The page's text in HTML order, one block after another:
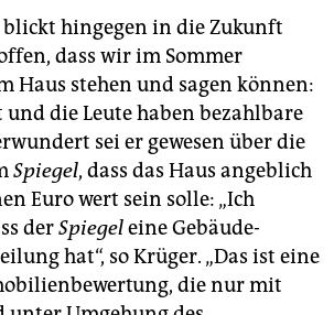
blickt hingegen in die Zukunft
dass wir im Sommer
Haus stehen und sagen können:
und die Leute haben bezahlbare
sei er gewesen über die
Spiegel, dass das Haus angeblich
Euro wert sein solle: „Ich
derSpiegeleine Gebäude-
hat“, so Krüger. „Das ist eine
die nur mit